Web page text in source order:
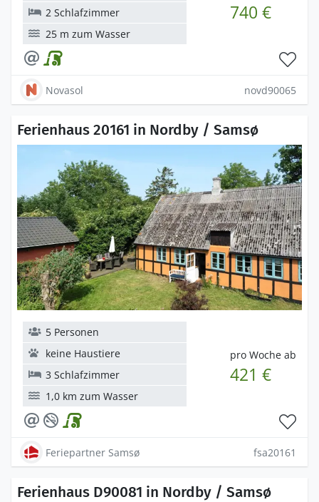
740 €
2 Schlafzimmer
25 m zum Wasser
Novasol novd90065
Ferienhaus 20161 in Nordby / Samsø
pro Woche ab
421 €
5 Personen
keine Haustiere
3 Schlafzimmer
1,0 km zum Wasser
Feriepartner Samsø fsa20161
Ferienhaus D90081 in Nordby / Samsø